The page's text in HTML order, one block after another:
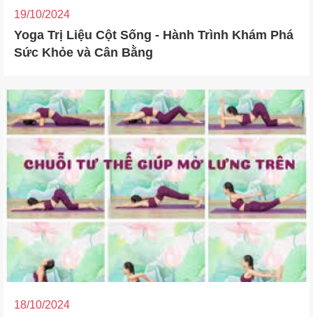
19/10/2024
Yoga Trị Liệu Cột Sống - Hành Trình Khám Phá
Sức Khỏe và Cân Bằng
18/10/2024